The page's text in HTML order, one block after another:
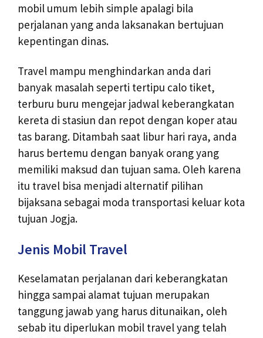
mobil umum lebih simple apalagi bila
perjalanan yang anda laksanakan bertujuan
kepentingan dinas.
Travel mampu menghindarkan anda dari
banyak masalah seperti tertipu calo tiket,
terburu buru mengejar jadwal keberangkatan
kereta di stasiun dan repot dengan koper atau
tas barang. Ditambah saat libur hari raya, anda
harus bertemu dengan banyak orang yang
memiliki maksud dan tujuan sama. Oleh karena
itu travel bisa menjadi alternatif pilihan
bijaksana sebagai moda transportasi keluar kota
tujuan Jogja.
Jenis Mobil Travel
Keselamatan perjalanan dari keberangkatan
hingga sampai alamat tujuan merupakan
tanggung jawab yang harus ditunaikan, oleh
sebab itu diperlukan mobil travel yang telah